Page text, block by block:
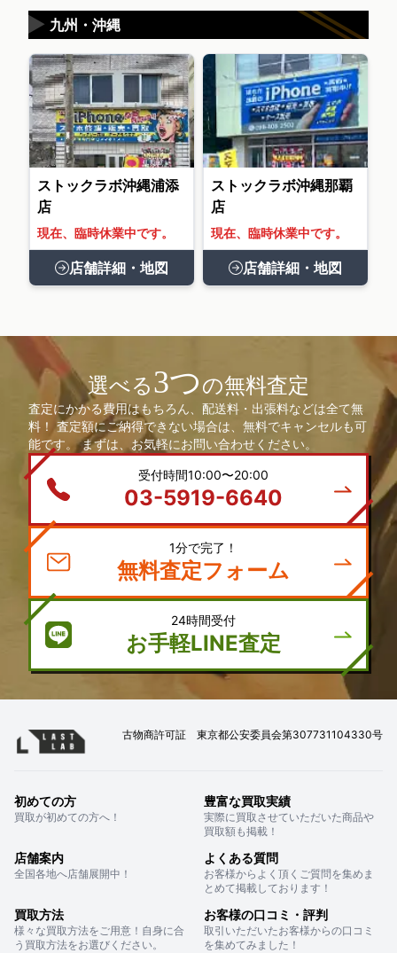
九州・沖縄
▶
ストックラボ沖縄浦添
店
現在、臨時休業中です。
店舗詳細・地図
ストックラボ沖縄那覇
店
現在、臨時休業中です。
店舗詳細・地図
選べる3つの無料査定
査定にかかる費用はもちろん、配送料・出張料などは全て無
料！ 査定額にご納得できない場合は、無料でキャンセルも可
能です。 まずは、お気軽にお問い合わせください。
受付時間10:00〜20:00
03-5919-6640
1分で完了！
無料査定フォーム
24時間受付
お手軽LINE査定
古物商許可証 東京都公安委員会第307731104330号
初めての方
買取が初めての方へ！
豊富な買取実績
実際に買取させていただいた商品や
買取額も掲載！
店舗案内
全国各地へ店舗展開中！
よくある質問
お客様からよく頂くご質問を集めま
とめて掲載しております！
買取方法
様々な買取方法をご用意！自身に合
う買取方法をお選びください。
お客様の口コミ・評判
取引いただいたお客様からの口コミ
を集めてみました！